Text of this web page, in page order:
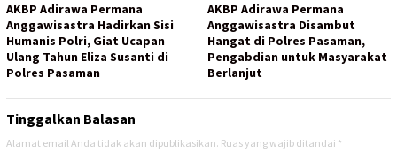
AKBP Adirawa Permana
Anggawisastra Hadirkan Sisi
Humanis Polri, Giat Ucapan
Ulang Tahun Eliza Susanti di
Polres Pasaman
AKBP Adirawa Permana
Anggawisastra Disambut
Hangat di Polres Pasaman,
Pengabdian untuk Masyarakat
Berlanjut
Tinggalkan Balasan
Alamat email Anda tidak akan dipublikasikan. Ruas yang wajib ditandai *